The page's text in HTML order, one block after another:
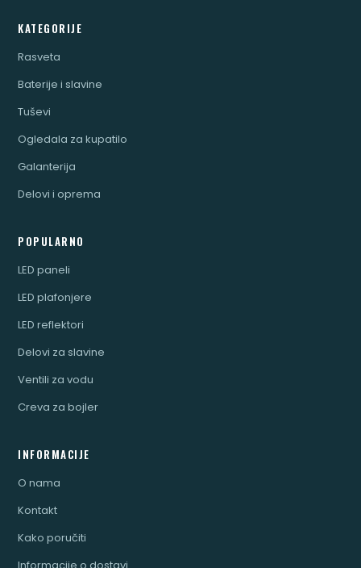
KATEGORIJE
Rasveta
Baterije i slavine
Tuševi
Ogledala za kupatilo
Galanterija
Delovi i oprema
POPULARNO
LED paneli
LED plafonjere
LED reflektori
Delovi za slavine
Ventili za vodu
Creva za bojler
INFORMACIJE
O nama
Kontakt
Kako poručiti